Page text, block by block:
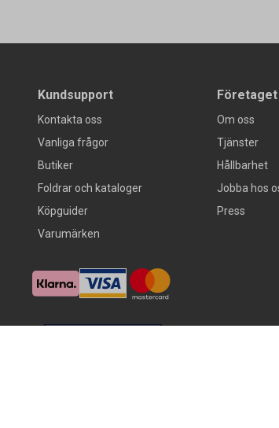
Kundsupport
Kontakta oss
Vanliga frågor
Butiker
Foldrar och kataloger
Köpguider
Varumärken
Företaget
Om oss
Tjänster
Hållbarhet
Jobba hos
Press